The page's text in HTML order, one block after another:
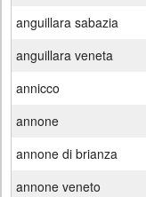
anguillara sabazia
anguillara veneta
annicco
annone
annone di brianza
annone veneto